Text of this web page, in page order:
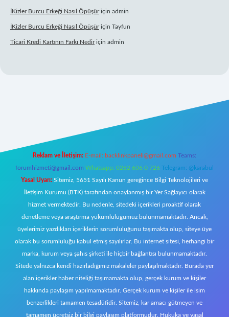
İKizler Burcu Erkeği Nasıl Öpüşüriçin admin
İKizler Burcu Erkeği Nasıl Öpüşüriçin Tayfun
Ticari Kredi Kartının Farkı Nediriçin admin
Reklam ve İletişim: E-mail: backlinkpaneli@gmail.com Teams:
forumhizmeti@gmail.com Whatsapp: 0262 606 0 726 Telegram: @karabul
Yasal Uyarı: Sitemiz, 5651 Sayılı Kanun gereğince Bilgi Teknolojileri ve
İletişim Kurumu (BTK) tarafından onaylanmış bir Yer Sağlayıcı olarak
hizmet vermektedir. Bu nedenle, sitedeki içerikleri proaktif olarak
denetleme veya araştırma yükümlülüğümüz bulunmamaktadır. Ancak,
üyelerimiz yazdıkları içeriklerin sorumluluğunu taşımakta olup, siteye üye
olarak bu sorumluluğu kabul etmiş sayılırlar. Bu internet sitesi, herhangi bir
marka, kurum veya şahıs şirketi ile hiçbir bağlantısı bulunmamaktadır.
Sitede yalnızca kendi hazırladığımız makaleler paylaşılmaktadır. Burada yer
alan içerikler haber niteliği taşımamakta olup, gerçek kurum ve kişiler
hakkında paylaşım yapılmamaktadır. Gerçek kurum ve kişiler ile isim
benzerlikleri tamamen tesadüfidir. Sitemiz, kar amacı gütmeyen ve
tamamen ücretsiz bir bilgi paylaşım platformudur. Hukuka ve yasal